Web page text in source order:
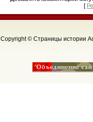
[
Copyright © Страницы истории